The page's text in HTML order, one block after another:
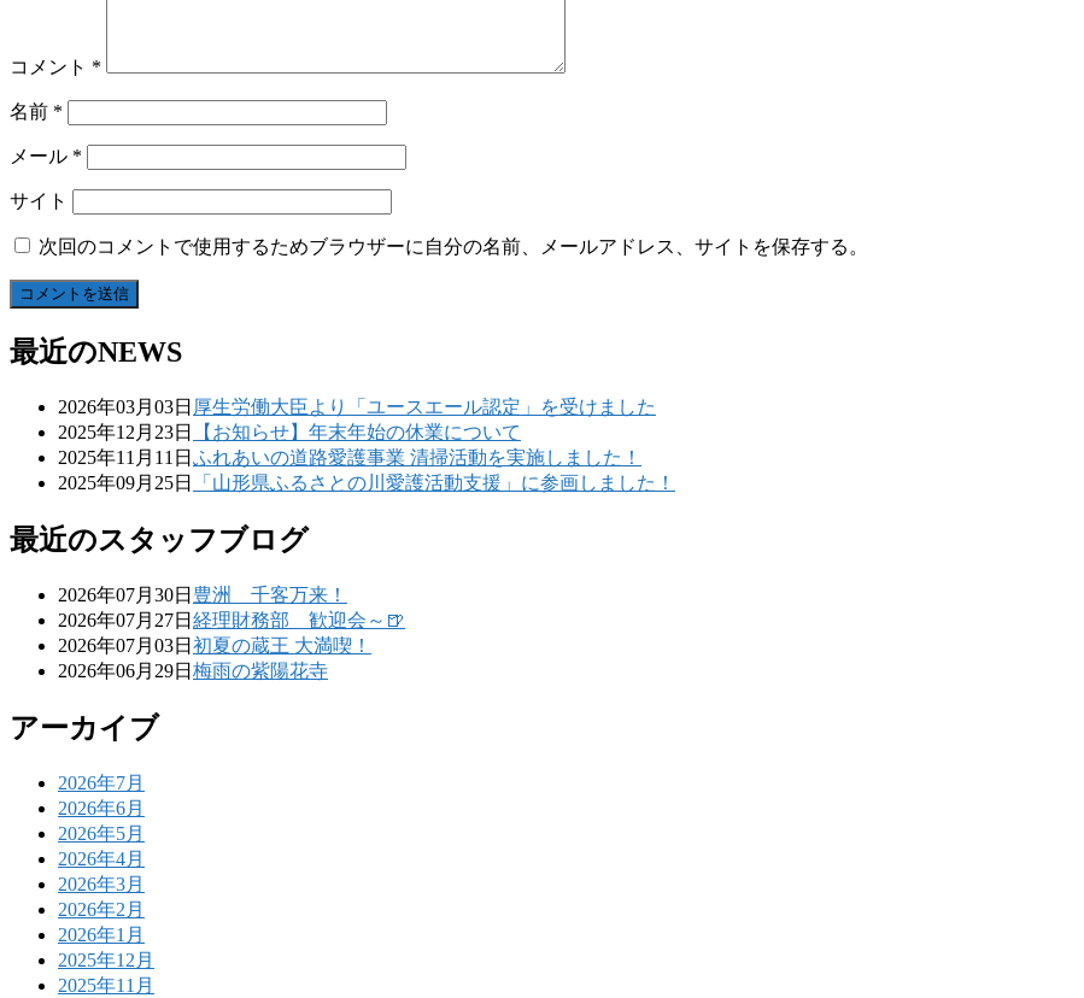
コメント *
名前 *
メール *
サイト
次回のコメントで使用するためブラウザーに自分の名前、メールアドレス、サイトを保存する。
最近のNEWS
2026年03月03日 厚生労働大臣より「ユースエール認定」を受けました
2025年12月23日
【お知らせ】年末年始の休業について
2025年11月11日 ふれあいの道路愛護事業 清掃活動を実施しました！
2025年09月25日
「山形県ふるさとの川愛護活動支援」に参画しました！
最近のスタッフブログ
2026年07月30日 豊洲 千客万来！
2026年07月27日 経理財務部 歓迎会～🍺
2026年07月03日 初夏の蔵王 大満喫！
2026年06月29日 梅雨の紫陽花寺
アーカイブ
2026年7月
2026年6月
2026年5月
2026年4月
2026年3月
2026年2月
2026年1月
2025年12月
2025年11月